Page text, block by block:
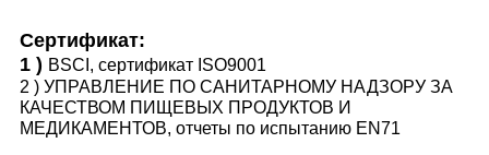
Сертификат:
1 ) BSCI, сертификат ISO9001
2 ) УПРАВЛЕНИЕ ПО САНИТАРНОМУ НАДЗОРУ ЗА
КАЧЕСТВОМ ПИЩЕВЫХ ПРОДУКТОВ И
МЕДИКАМЕНТОВ, отчеты по испытанию EN71